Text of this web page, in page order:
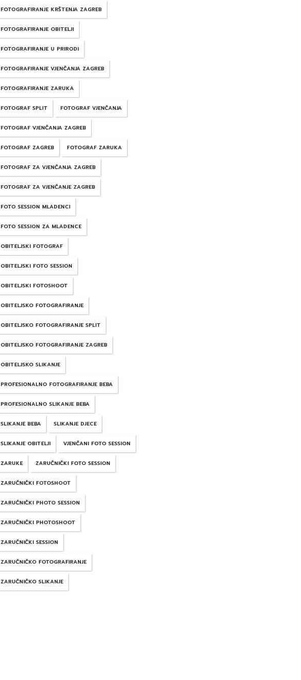
FOTOGRAFIRANJE KRŠTENJA ZAGREB
FOTOGRAFIRANJE OBITELJI
FOTOGRAFIRANJE U PRIRODI
FOTOGRAFIRANJE VJENČANJA ZAGREB
FOTOGRAFIRANJE ZARUKA
FOTOGRAF SPLIT FOTOGRAF VJENČANJA
FOTOGRAF VJENČANJA ZAGREB
FOTOGRAF ZAGREB FOTOGRAF ZARUKA
FOTOGRAF ZA VJENČANJA ZAGREB
FOTOGRAF ZA VJENČANJE ZAGREB
FOTO SESSION MLADENCI
FOTO SESSION ZA MLADENCE
OBITELJSKI FOTOGRAF
OBITELJSKI FOTO SESSION
OBITELJSKI FOTOSHOOT
OBITELJSKO FOTOGRAFIRANJE
OBITELJSKO FOTOGRAFIRANJE SPLIT
OBITELJSKO FOTOGRAFIRANJE ZAGREB
OBITELJSKO SLIKANJE
PROFESIONALNO FOTOGRAFIRANJE BEBA
PROFESIONALNO SLIKANJE BEBA
SLIKANJE BEBA SLIKANJE DJECE
SLIKANJE OBITELJI VJENČANI FOTO SESSION
ZARUKE ZARUČNIČKI FOTO SESSION
ZARUČNIČKI FOTOSHOOT
ZARUČNIČKI PHOTO SESSION
ZARUČNIČKI PHOTOSHOOT
ZARUČNIČKI SESSION
ZARUČNIČKO FOTOGRAFIRANJE
ZARUČNIČKO SLIKANJE